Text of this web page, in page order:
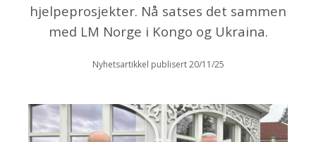
hjelpeprosjekter. Nå satses det sammen
med LM Norge i Kongo og Ukraina.
Nyhetsartikkel publisert 20/11/25